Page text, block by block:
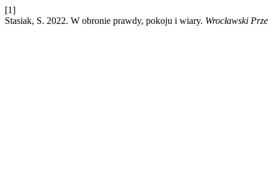
[1]
Stasiak, S. 2022. W obronie prawdy, pokoju i wiary. Wrocławski